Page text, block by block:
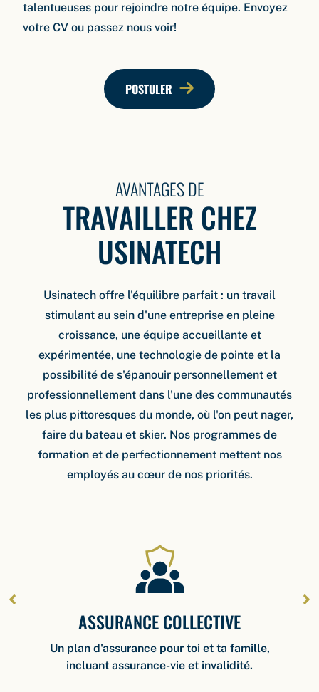
talentueuses pour rejoindre notre équipe. Envoyez
votre CV ou passez nous voir!
POSTULER
AVANTAGES DE
TRAVAILLER CHEZ
USINATECH
Usinatech offre l'équilibre parfait : un travail
stimulant au sein d'une entreprise en pleine
croissance, une équipe accueillante et
expérimentée, une technologie de pointe et la
possibilité de s'épanouir personnellement et
professionnellement dans l'une des communautés
les plus pittoresques du monde, où l'on peut nager,
faire du bateau et skier. Nos programmes de
formation et de perfectionnement mettent nos
employés au cœur de nos priorités.
ASSURANCE COLLECTIVE
Un plan d'assurance pour toi et ta famille,
incluant assurance-vie et invalidité.